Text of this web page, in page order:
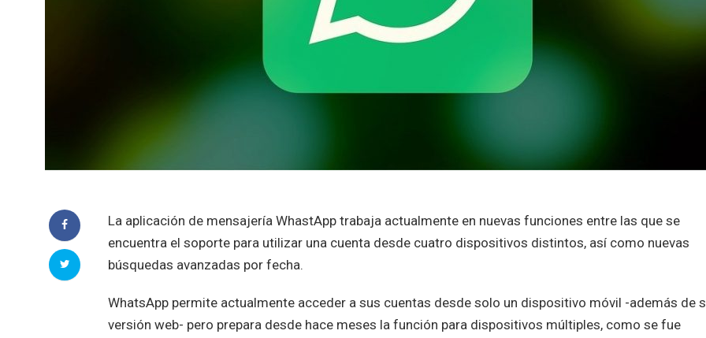
La aplicación de mensajería WhastApp trabaja actualmente en nuevas funciones entre las que se
encuentra el soporte para utilizar una cuenta desde cuatro dispositivos distintos, así como nuevas
búsquedas avanzadas por fecha.
WhatsApp permite actualmente acceder a sus cuentas desde solo un dispositivo móvil -además de
versión web- pero prepara desde hace meses la función para dispositivos múltiples, como se fue